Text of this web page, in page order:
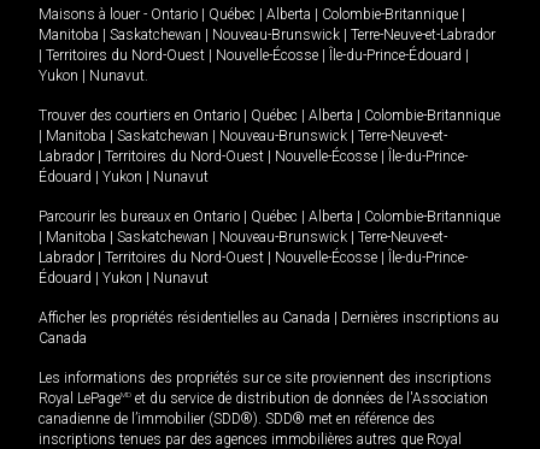
Maisons à louer - Ontario | Québec | Alberta | Colombie-Britannique |
Manitoba | Saskatchewan | Nouveau-Brunswick | Terre-Neuve-et-Labrador
| Territoires du Nord-Ouest | Nouvelle-Écosse | Île-du-Prince-Édouard |
Yukon | Nunavut.
Trouver des courtiers en Ontario | Québec | Alberta | Colombie-Britannique
| Manitoba | Saskatchewan | Nouveau-Brunswick | Terre-Neuve-et-
Labrador | Territoires du Nord-Ouest | Nouvelle-Écosse | Île-du-Prince-
Édouard | Yukon | Nunavut
Parcourir les bureaux en Ontario | Québec | Alberta | Colombie-Britannique
| Manitoba | Saskatchewan | Nouveau-Brunswick | Terre-Neuve-et-
Labrador | Territoires du Nord-Ouest | Nouvelle-Écosse | Île-du-Prince-
Édouard | Yukon | Nunavut
Afficher les propriétés résidentielles au Canada | Dernières inscriptions au
Canada
Les informations des propriétés sur ce site proviennent des inscriptions
Royal LePageMD et du service de distribution de données de l'Association
canadienne de l’immobilier (SDD®). SDD® met en référence des
inscriptions tenues par des agences immobilières autres que Royal